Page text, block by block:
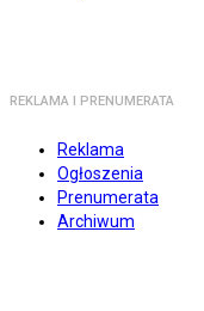
REKLAMA I PRENUMERATA
Reklama
Ogłoszenia
Prenumerata
Archiwum